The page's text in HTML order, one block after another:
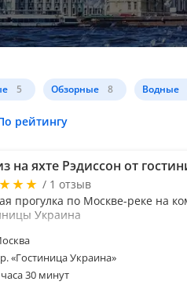
5 Обзорные 8 Водные
рейтингу
на яхте Рэдиссон от
/ 1 отзыв
прогулка по Москве-реке на
Украина
«Гостиница Украина»
30 минут